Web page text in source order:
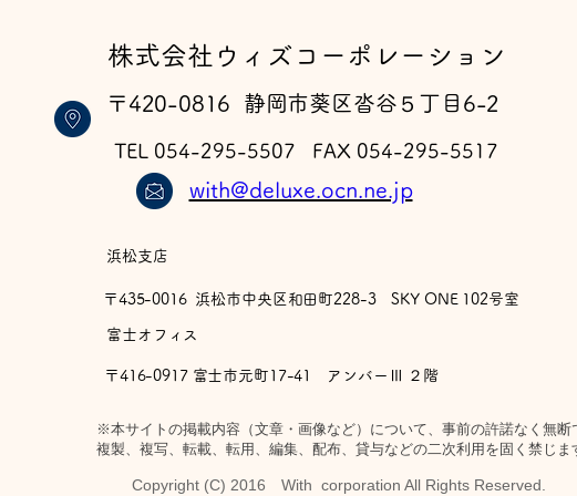
​株式会社ウィズコーポレーション
〒420-0816 静岡市葵区沓谷５丁目6-2
TEL 054-295-5507 FAX 054-295-5517
with@deluxe.ocn.ne.jp
浜松支店
〒435-0016 浜松市中央区和田町228-3 SKY ONE 102号室
​富士オフィス
〒416-0917 富士市元町17-41 アンバーⅢ ２階
※本サイトの掲載内容（文章・画像など）について、事前の許諾なく無断
複製、複写、転載、転用、編集、配布、貸与などの二次利用を固く禁じま
Copyright (C) 2016 With corporation All Rights Reserved.​